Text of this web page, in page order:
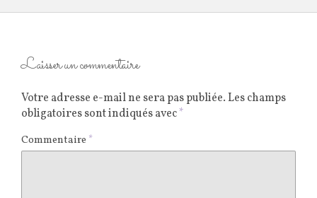
Laisser un commentaire
Votre adresse e-mail ne sera pas publiée.Les champs
obligatoires sont indiqués avec*
Commentaire *